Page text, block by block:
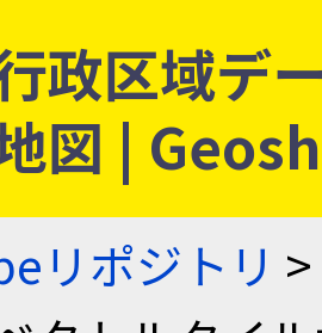
政区域デ
図 |
リポジトリ >